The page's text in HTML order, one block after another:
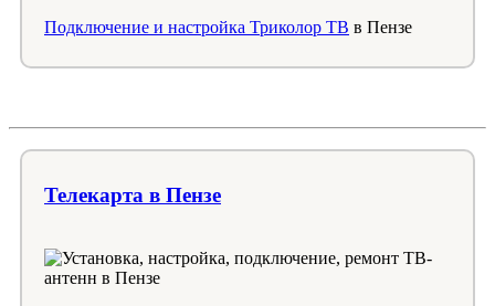
Подключение и настройка Триколор ТВ в Пензе
Телекарта в Пензе